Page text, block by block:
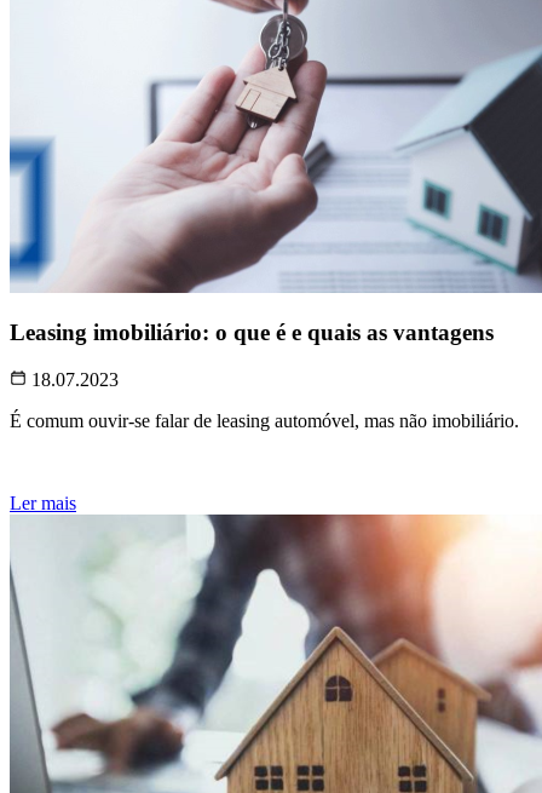
Leasing imobiliário: o que é e quais as vantagens
18.07.2023
É comum ouvir-se falar de leasing automóvel, mas não imobiliário.
Ler mais